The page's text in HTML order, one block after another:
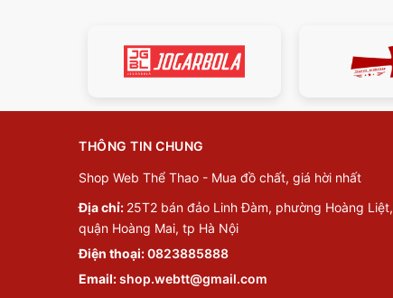
THÔNG TIN CHUNG
Shop Web Thể Thao - Mua đồ chất, giá hời nhất
Địa chỉ: 25T2 bán đảo Linh Đàm, phường Hoàng Liệt,
quận Hoàng Mai, tp Hà Nội
Điện thoại:0823885888
Email:shop.webtt@gmail.com